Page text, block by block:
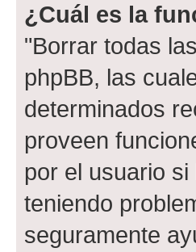
¿Cuál es la
"Borrar todas
phpBB, las
determinados
proveen
por el usuario
teniendo
seguramente